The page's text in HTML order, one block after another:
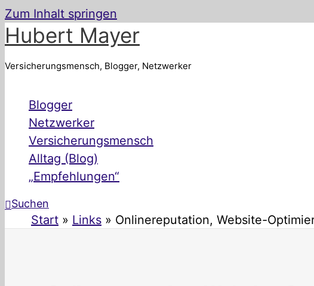
Zum Inhalt springen
Hubert Mayer
Versicherungsmensch, Blogger, Netzwerker
Blogger
Netzwerker
Versicherungsmensch
Alltag (Blog)
„Empfehlungen“
Suchen
Start Links Onlinereputation, Website-